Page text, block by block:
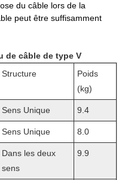
du câble lors de la
peut être suffisamment
de câble de type V
Structure
Poids
(kg)
Sens Unique 9.4
Sens Unique 8.0
Dans les deux
sens
9.9